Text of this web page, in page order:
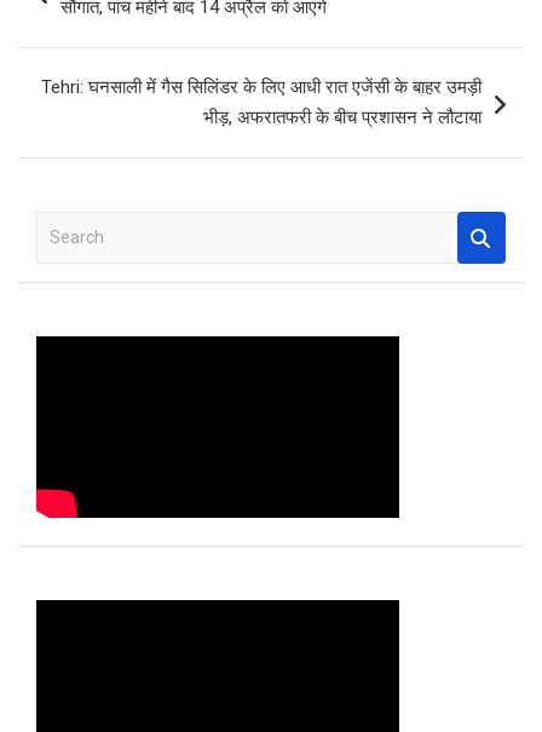
k
p
सौगात, पांच महीने बाद 14 अप्रैल को आएंगे
Tehri: घनसाली में गैस सिलिंडर के लिए आधी रात एजेंसी के बाहर उमड़ी
भीड़, अफरातफरी के बीच प्रशासन ने लौटाया
a